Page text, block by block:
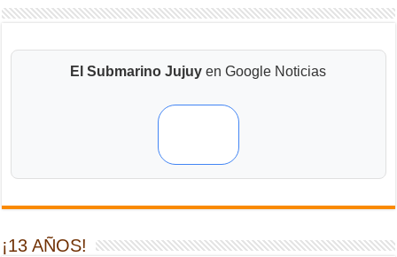
El Submarino Jujuy en Google Noticias
¡13 AÑOS!